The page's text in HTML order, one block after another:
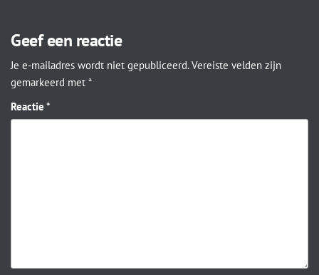
Geef een reactie
Je e-mailadres wordt niet gepubliceerd. Vereiste velden zijn
gemarkeerd met *
Reactie *